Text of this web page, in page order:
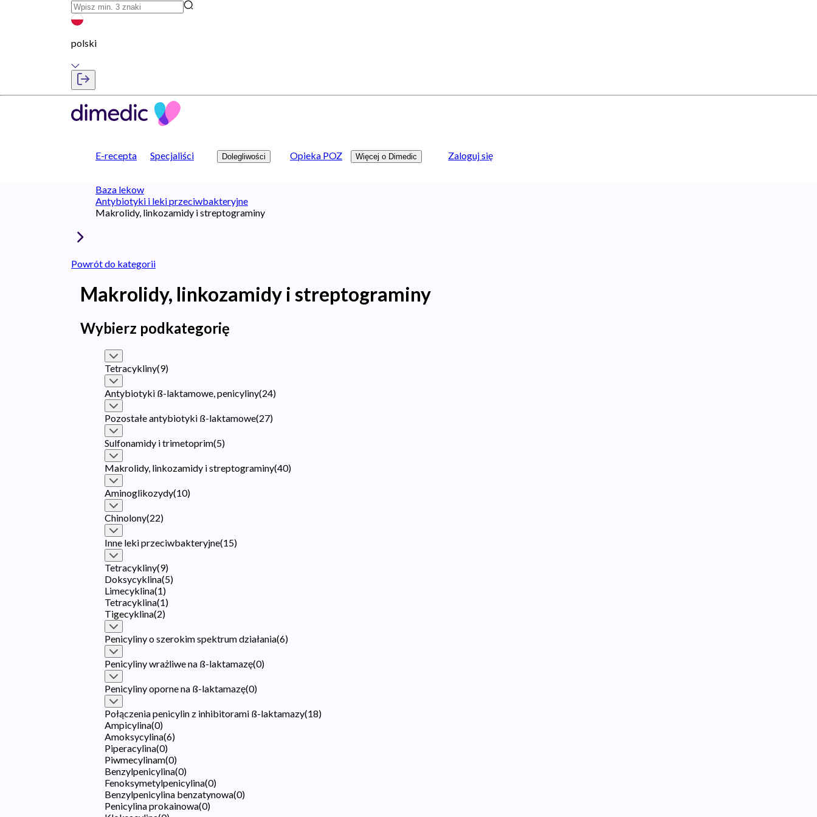
polski
E-recepta Specjaliści Dolegliwości Opieka POZ Więcej o Dimedic Zaloguj się
Baza lekow
Antybiotyki i leki przeciwbakteryjne
Makrolidy, linkozamidy i streptograminy
Powrót do kategorii
Makrolidy, linkozamidy i streptograminy
Wybierz podkategorię
Tetracykliny(9)
Antybiotyki ß-laktamowe, penicyliny(24)
Pozostałe antybiotyki ß-laktamowe(27)
Sulfonamidy i trimetoprim(5)
Makrolidy, linkozamidy i streptograminy(40)
Aminoglikozydy(10)
Chinolony(22)
Inne leki przeciwbakteryjne(15)
Tetracykliny(9)
Doksycyklina(5)
Limecyklina(1)
Tetracyklina(1)
Tigecyklina(2)
Penicyliny o szerokim spektrum działania(6)
Penicyliny wrażliwe na ß-laktamazę(0)
Penicyliny oporne na ß-laktamazę(0)
Połączenia penicylin z inhibitorami ß-laktamazy(18)
Ampicylina(0)
Amoksycylina(6)
Piperacylina(0)
Piwmecylinam(0)
Benzylpenicylina(0)
Fenoksymetylpenicylina(0)
Benzylpenicylina benzatynowa(0)
Penicylina prokainowa(0)